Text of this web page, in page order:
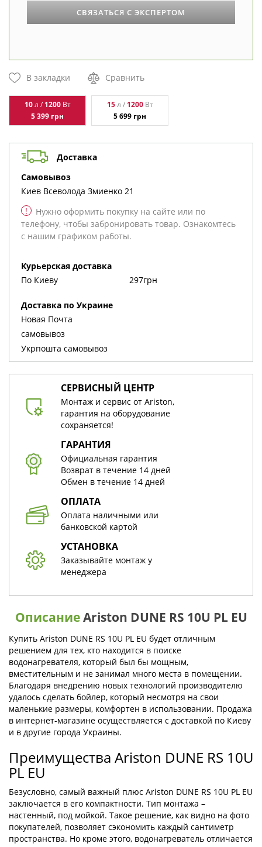
СВЯЗАТЬСЯ С ЭКСПЕРТОМ
В закладки Сравнить
10л /1200Вт
5 399 грн
15л / 1200Вт
5 699 грн
Доставка
cамовывоз
Киев Всеволода Змиенко 21
!
Нужно оформить покупку на сайте или по
телефону, чтобы забронировать товар. Ознакомтесь
с нашим графиком работы.
Курьерская доставка
По Киеву
297грн
Доставка по Украине
Новая Почта
cамовывоз
Укрпошта cамовывоз
СЕРВИСНЫЙ ЦЕНТР
Монтаж и сервис от Ariston,
гарантия на оборудование
сохраняется!
ГАРАНТИЯ
Официальная гарантия
Возврат в течение 14 дней
Обмен в течение 14 дней
ОПЛАТА
Оплата наличными или
банковской картой
УСТАНОВКА
Заказывайте монтаж у
менеджера
ОписаниеAriston DUNE RS 10U PL EU
Купить Ariston DUNE RS 10U PL EU будет отличным
решением для тех, кто находится в поиске
водонагревателя, который был бы мощным,
вместительным и не занимал много места в помещении.
Благодаря внедрению новых технологий производителю
удалось сделать бойлер, который несмотря на свои
маленькие размеры, комфортен в использовании. Продажа
в интернет-магазине осуществляется с доставкой по Киеву
и в другие города Украины.
Преимущества Ariston DUNE RS 10U
PL EU
Безусловно, самый важный плюс Ariston DUNE RS 10U PL EU
заключается в его компактности. Тип монтажа –
настенный, под мойкой. Такое решение, как видно на фото
покупателей, позволяет сэкономить каждый сантиметр
пространства. Но кроме этого, водонагреватель отличается